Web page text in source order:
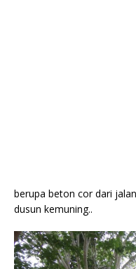
berupa beton cor dari
dusun kemuning..